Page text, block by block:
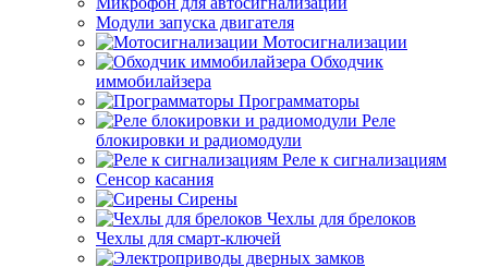
Модули запуска двигателя
Мотосигнализации
Обходчик
иммобилайзера
Программаторы
Реле
блокировки и радиомодули
Реле к сигнализациям
Сенсор касания
Сирены
Чехлы для брелоков
Чехлы для смарт-ключей